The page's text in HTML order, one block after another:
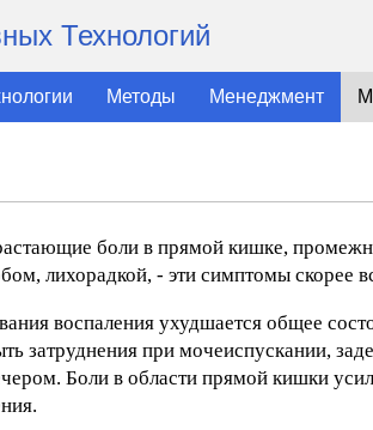
Технологий
Методы Менеджмент
боли в прямой кишке,
лихорадкой, - эти симптомы скорее
воспаления ухудшается общее
затруднения при мочеиспускании,
Боли в области прямой кишки